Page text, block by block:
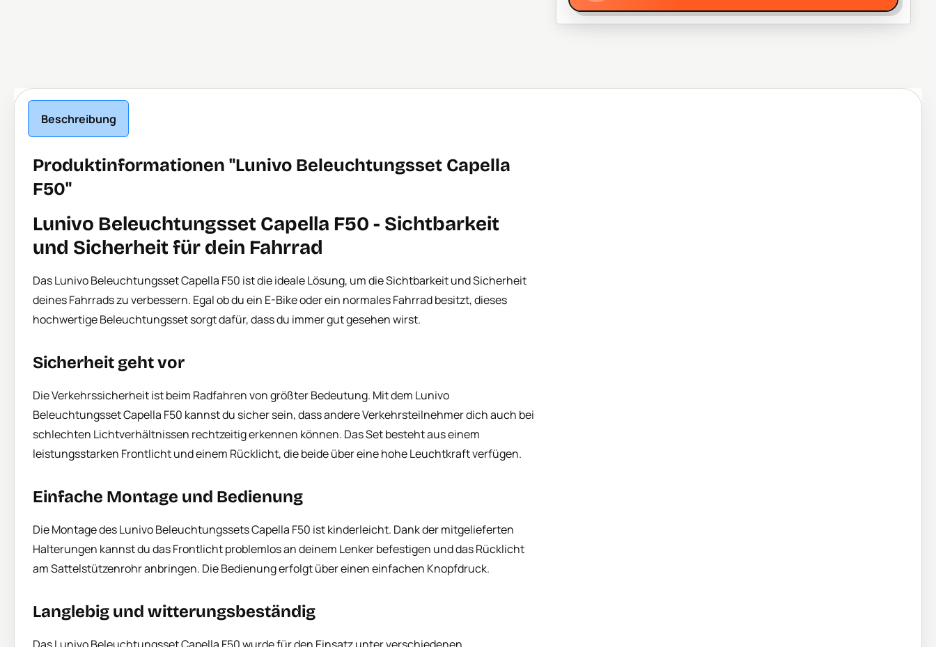
Beschreibung
Produktinformationen "Lunivo Beleuchtungsset Capella
F50"
Lunivo Beleuchtungsset Capella F50 - Sichtbarkeit
und Sicherheit für dein Fahrrad
Das Lunivo Beleuchtungsset Capella F50 ist die ideale Lösung, um die Sichtbarkeit und Sicherheit
deines Fahrrads zu verbessern. Egal ob du ein E-Bike oder ein normales Fahrrad besitzt, dieses
hochwertige Beleuchtungsset sorgt dafür, dass du immer gut gesehen wirst.
Sicherheit geht vor
Die Verkehrssicherheit ist beim Radfahren von größter Bedeutung. Mit dem Lunivo
Beleuchtungsset Capella F50 kannst du sicher sein, dass andere Verkehrsteilnehmer dich auch bei
schlechten Lichtverhältnissen rechtzeitig erkennen können. Das Set besteht aus einem
leistungsstarken Frontlicht und einem Rücklicht, die beide über eine hohe Leuchtkraft verfügen.
Einfache Montage und Bedienung
Die Montage des Lunivo Beleuchtungssets Capella F50 ist kinderleicht. Dank der mitgelieferten
Halterungen kannst du das Frontlicht problemlos an deinem Lenker befestigen und das Rücklicht
am Sattelstützenrohr anbringen. Die Bedienung erfolgt über einen einfachen Knopfdruck.
Langlebig und witterungsbeständig